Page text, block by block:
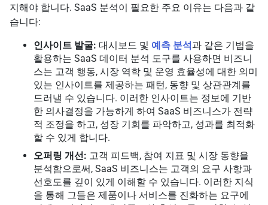
지해야 합니다. SaaS 분석이 필요한 주요 이유는 다음과 같
습니다:
인사이트 발굴: 대시보드 및 예측 분석과 같은 기법을
활용하는 SaaS 데이터 분석 도구를 사용하면 비즈니
스는 고객 행동, 시장 역학 및 운영 효율성에 대한 의미
있는 인사이트를 제공하는 패턴, 동향 및 상관관계를
드러낼 수 있습니다. 이러한 인사이트는 정보에 기반
한 의사결정을 가능하게 하여 SaaS 비즈니스가 전략
적 조정을 하고, 성장 기회를 파악하고, 성과를 최적화
할 수 있게 합니다.
오퍼링 개선: 고객 피드백, 참여 지표 및 시장 동향을
분석함으로써, SaaS 비즈니스는 고객의 요구 사항과
선호도를 깊이 있게 이해할 수 있습니다. 이러한 지식
을 통해 그들은 제품이나 서비스를 진화하는 요구에